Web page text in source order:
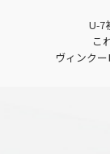
U-7
こ
ヴィンク